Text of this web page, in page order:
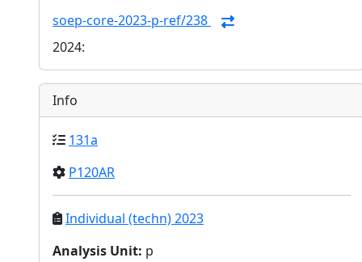
soep-core-2023-p-ref/238
2024:
Info
131a
P120AR
Individual (techn) 2023
Analysis Unit: p